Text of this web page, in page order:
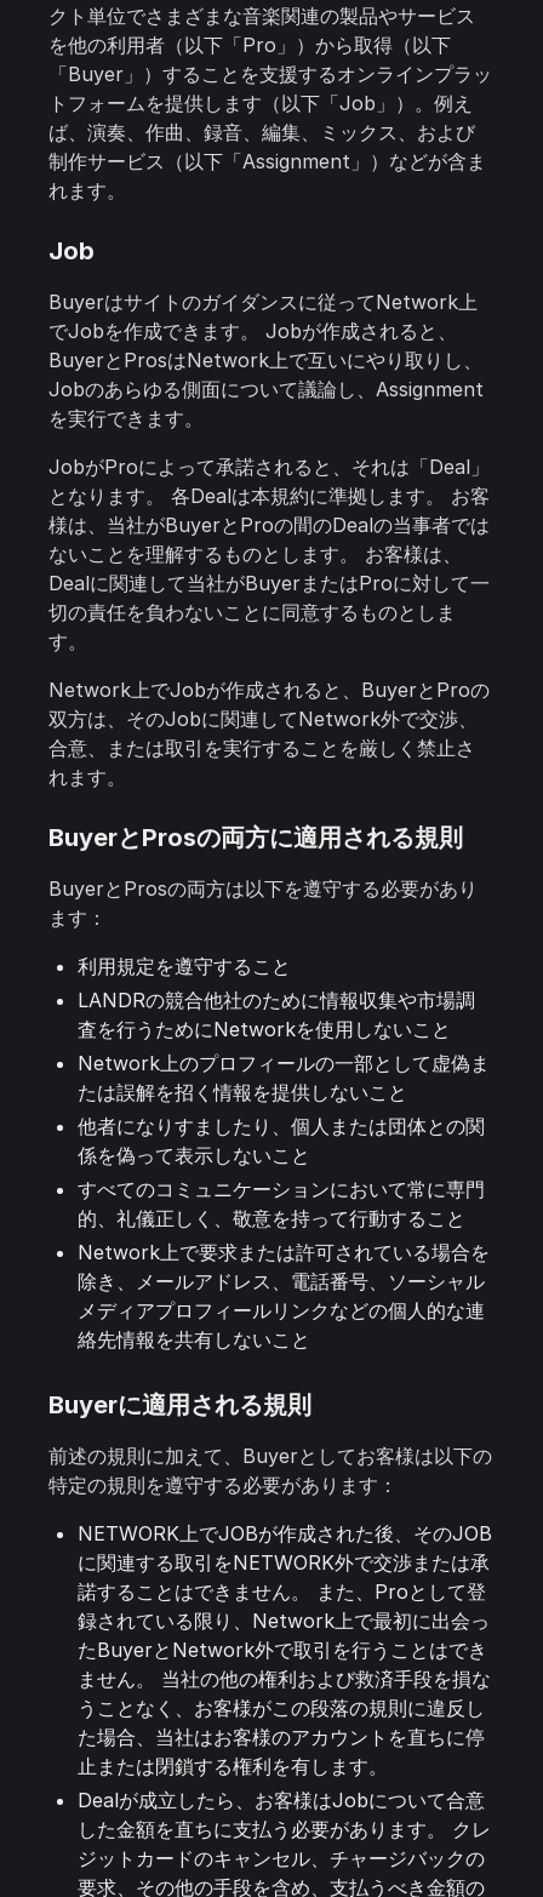
クト単位でさまざまな音楽関連の製品やサービス
を他の利用者（以下「Pro」）から取得（以下
「Buyer」）することを支援するオンラインプラッ
トフォームを提供します（以下「Job」）。例え
ば、演奏、作曲、録音、編集、ミックス、および
制作サービス（以下「Assignment」）などが含ま
れます。
Job
Buyerはサイトのガイダンスに従ってNetwork上
でJobを作成できます。 Jobが作成されると、
BuyerとProsはNetwork上で互いにやり取りし、
Jobのあらゆる側面について議論し、Assignment
を実行できます。
JobがProによって承諾されると、それは「Deal」
となります。 各Dealは本規約に準拠します。 お客
様は、当社がBuyerとProの間のDealの当事者では
ないことを理解するものとします。 お客様は、
Dealに関連して当社がBuyerまたはProに対して一
切の責任を負わないことに同意するものとしま
す。
Network上でJobが作成されると、BuyerとProの
双方は、そのJobに関連してNetwork外で交渉、
合意、または取引を実行することを厳しく禁止さ
れます。
BuyerとProsの両方に適用される規則
BuyerとProsの両方は以下を遵守する必要があり
ます：
利用規定を遵守すること
LANDRの競合他社のために情報収集や市場調
査を行うためにNetworkを使用しないこと
Network上のプロフィールの一部として虚偽ま
たは誤解を招く情報を提供しないこと
他者になりすましたり、個人または団体との関
係を偽って表示しないこと
すべてのコミュニケーションにおいて常に専門
的、礼儀正しく、敬意を持って行動すること
Network上で要求または許可されている場合を
除き、メールアドレス、電話番号、ソーシャル
メディアプロフィールリンクなどの個人的な連
絡先情報を共有しないこと
Buyerに適用される規則
前述の規則に加えて、Buyerとしてお客様は以下の
特定の規則を遵守する必要があります：
NETWORK上でJOBが作成された後、そのJOB
に関連する取引をNETWORK外で交渉または承
諾することはできません。 また、Proとして登
録されている限り、Network上で最初に出会っ
たBuyerとNetwork外で取引を行うことはでき
ません。 当社の他の権利および救済手段を損な
うことなく、お客様がこの段落の規則に違反し
た場合、当社はお客様のアカウントを直ちに停
止または閉鎖する権利を有します。
Dealが成立したら、お客様はJobについて合意
した金額を直ちに支払う必要があります。 クレ
ジットカードのキャンセル、チャージバックの
要求、その他の手段を含め、支払うべき金額の